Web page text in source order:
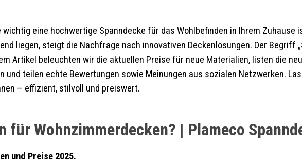
eine hochwertige Spanndecke für das Wohlbefinden in Ihrem Zuhause
liegen, steigt die Nachfrage nach innovativen Deckenlösungen. Der Begriff
Artikel beleuchten wir die aktuellen Preise für neue Materialien, listen die
und teilen echte Bewertungen sowie Meinungen aus sozialen Netzwerken.
– effizient, stilvoll und preiswert.
für Wohnzimmerdecken? | Plameco
und Preise 2025.